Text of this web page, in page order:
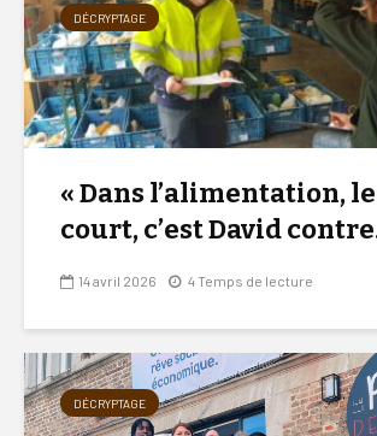
DÉCRYPTAGE
« Dans l’alimentation,
court, c’est David
14 avril 2026 4 Temps de lecture
DÉCRYPTAGE